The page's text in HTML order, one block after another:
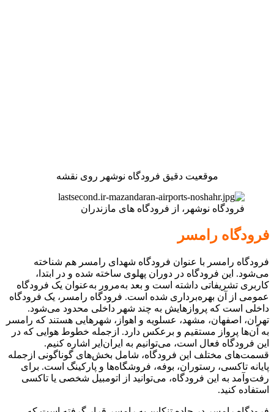
موقعیت دقیق فرودگاه نوشهر روی نقشه
فرودگاه نوشهر، از فرودگاه های مازندران
فرودگاه رامسر
فرودگاه رامسر با عنوان فرودگاه شهدای رامسر هم شناخته
می‌شود. این فرودگاه در دوران پهلوی ساخته شده و در ابتدا،
کاربری تشریفاتی داشته است و بعد به‌مرور به‌عنوان یک فرودگاه
عمومی از آن بهره‌برداری شده است. فرودگاه رامسر، یک فرودگاه
داخلی است که پروازهایش به چند شهر داخلی محدود می‌شود.
تهران، اصفهان، مشهد، عسلویه و اهواز، شهرهایی هستند که رامسر
به آن‌ها پرواز مستقیم و برعکس دارد. ازجمله خطوط هوایی که در
این فرودگاه فعال است، می‌توانیم به ایران‌ایر اشاره کنیم.
قسمت‌های مختلف این فرودگاه، شامل بخش‌های گوناگونی ازجمله
پایانه تاکسی، رستوران، بوفه، فروشگاه‌ها و پارکینگ است. برای
رفت‌وآمد به این فرودگاه، می‌توانید از اتومبیل شخصی یا تاکسی
استفاده کنید.